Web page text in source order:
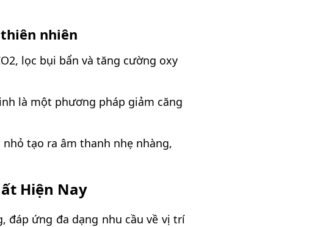
nhiên
lọc bụi bẩn và tăng cường oxy
là một phương pháp giảm căng
tạo ra âm thanh nhẹ nhàng,
Hiện Nay
đáp ứng đa dạng nhu cầu về vị trí